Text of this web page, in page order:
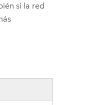
si la red